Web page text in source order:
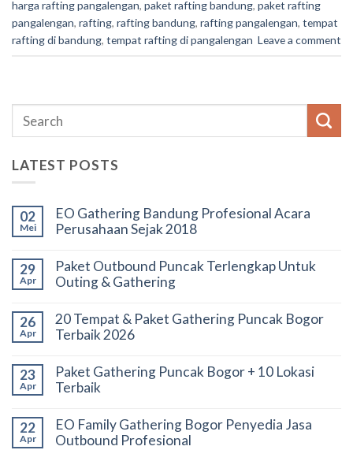
harga rafting pangalengan, paket rafting bandung, paket rafting
pangalengan, rafting, rafting bandung, rafting pangalengan, tempat
rafting di bandung, tempat rafting di pangalengan Leave a comment
LATEST POSTS
02
Mei
EO Gathering Bandung Profesional Acara
Perusahaan Sejak 2018
29
Apr
Paket Outbound Puncak Terlengkap Untuk
Outing & Gathering
26
Apr
20 Tempat & Paket Gathering Puncak Bogor
Terbaik 2026
23
Apr
Paket Gathering Puncak Bogor + 10 Lokasi
Terbaik
22
Apr
EO Family Gathering Bogor Penyedia Jasa
Outbound Profesional